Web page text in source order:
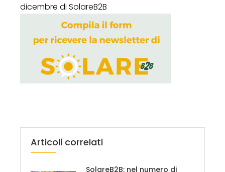
dicembre di SolareB2B
Articoli correlati
SolareB2B: nel numero di